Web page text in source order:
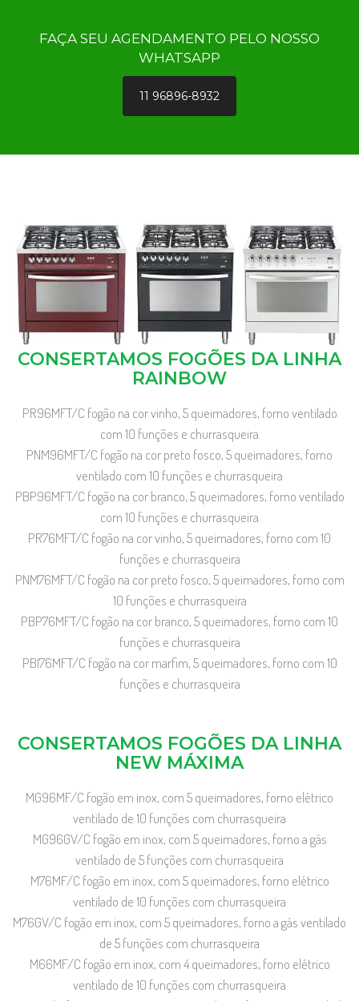
FAÇA SEU AGENDAMENTO PELO NOSSO
WHATSAPP
11 96896-8932
CONSERTAMOS FOGÕES DA LINHA
RAINBOW
PR96MFT/C fogão na cor vinho, 5 queimadores, forno ventilado
com 10 funções e churrasqueira
PNM96MFT/C fogão na cor preto fosco, 5 queimadores, forno
ventilado com 10 funções e churrasqueira
PBP96MFT/C fogão na cor branco, 5 queimadores, forno ventilado
com 10 funções e churrasqueira
PR76MFT/C fogão na cor vinho, 5 queimadores, forno com 10
funções e churrasqueira
PNM76MFT/C fogão na cor preto fosco, 5 queimadores, forno com
10 funções e churrasqueira
PBP76MFT/C fogão na cor branco, 5 queimadores, forno com 10
funções e churrasqueira
PBI76MFT/C fogão na cor marfim, 5 queimadores, forno com 10
funções e churrasqueira
CONSERTAMOS FOGÕES DA LINHA
NEW MÁXIMA
MG96MF/C fogão em inox, com 5 queimadores, forno elétrico
ventilado de 10 funções com churrasqueira
MG96GV/C fogão em inox, com 5 queimadores, forno a gás
ventilado de 5 funções com churrasqueira
M76MF/C fogão em inox, com 5 queimadores, forno elétrico
ventilado de 10 funções com churrasqueira
M76GV/C fogão em inox, com 5 queimadores, forno a gás ventilado
de 5 funções com churrasqueira
M66MF/C fogão em inox, com 4 queimadores, forno elétrico
ventilado de 10 funções com churrasqueira